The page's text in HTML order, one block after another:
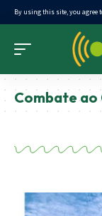
By using this site, you agree
Combate ao